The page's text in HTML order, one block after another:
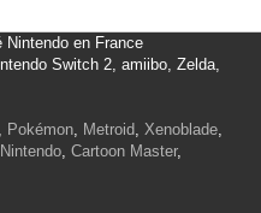
Nintendo en France
Switch 2, amiibo, Zelda,
, Pokémon, Metroid, Xenoblade,
, Cartoon Master,